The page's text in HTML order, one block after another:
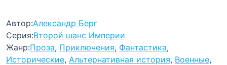
Автор:Александр Берг
Серия:Второй шанс Империи
Жанр:Проза, Приключения, Фантастика,
Исторические, Альтернативная история, Военные,